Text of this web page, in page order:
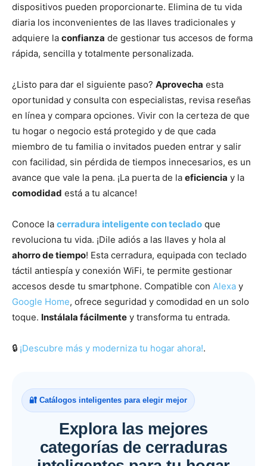
dispositivos pueden proporcionarte. Elimina de tu vida
diaria los inconvenientes de las llaves tradicionales y
adquiere la confianza de gestionar tus accesos de forma
rápida, sencilla y totalmente personalizada.
¿Listo para dar el siguiente paso? Aprovecha esta
oportunidad y consulta con especialistas, revisa reseñas
en línea y compara opciones. Vivir con la certeza de que
tu hogar o negocio está protegido y de que cada
miembro de tu familia o invitados pueden entrar y salir
con facilidad, sin pérdida de tiempos innecesarios, es un
avance que vale la pena. ¡La puerta de la eficiencia y la
comodidad está a tu alcance!
Conoce la cerradura inteligente con teclado que
revoluciona tu vida. ¡Dile adiós a las llaves y hola al
ahorro de tiempo! Esta cerradura, equipada con teclado
táctil antiespía y conexión WiFi, te permite gestionar
accesos desde tu smartphone. Compatible con Alexa y
Google Home, ofrece seguridad y comodidad en un solo
toque. Instálala fácilmente y transforma tu entrada.
🔒 ¡Descubre más y moderniza tu hogar ahora!.
🔐 Catálogos inteligentes para elegir mejor
Explora las mejores
categorías de cerraduras